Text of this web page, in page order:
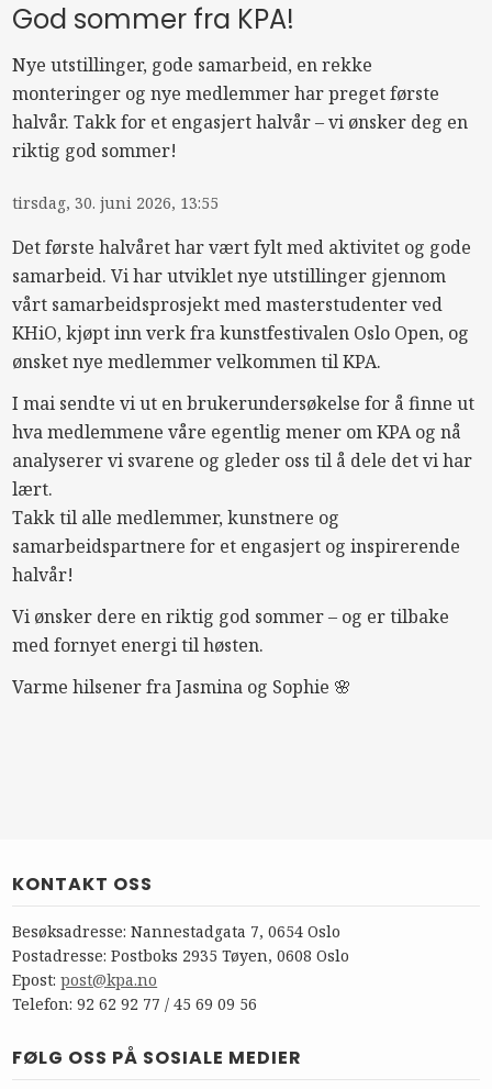
God sommer fra KPA!
Nye utstillinger, gode samarbeid, en rekke
monteringer og nye medlemmer har preget første
halvår. Takk for et engasjert halvår – vi ønsker deg en
riktig god sommer!
tirsdag, 30. juni 2026, 13:55
Det første halvåret har vært fylt med aktivitet og gode
samarbeid. Vi har utviklet nye utstillinger gjennom
vårt samarbeidsprosjekt med masterstudenter ved
KHiO, kjøpt inn verk fra kunstfestivalen Oslo Open, og
ønsket nye medlemmer velkommen tilKPA.
I mai sendte vi ut en brukerundersøkelse for å finne ut
hva medlemmene våre egentlig mener omKPAog nå
analyserer vi svarene og gleder oss til å dele det vi har
lært.
Takk til alle medlemmer, kunstnere og
samarbeidspartnere for et engasjert og inspirerende
halvår!
Vi ønsker dere en riktig god sommer – og er tilbake
med fornyet energi til høsten.
Varme hilsener fra Jasmina og Sophie 🌸
KONTAKT OSS
Besøksadresse: Nannestadgata 7, 0654 Oslo
Postadresse: Postboks 2935 Tøyen, 0608 Oslo
Epost:post@kpa.no
Telefon: 92 62 92 77 / 45 69 09 56
FØLG OSS PÅ SOSIALE MEDIER